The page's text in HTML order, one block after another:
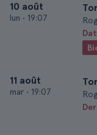
10 août
lun • 19:07
11 août
mar • 19:07